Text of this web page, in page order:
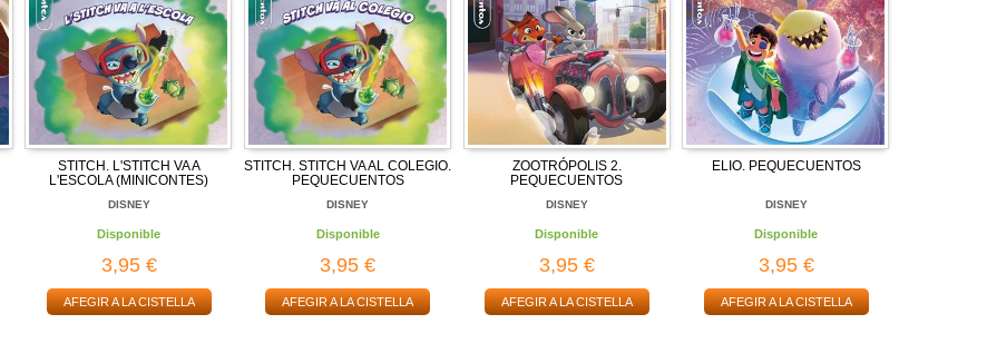
STITCH. L'STITCH VA A
L'ESCOLA (MINICONTES)
DISNEY
Disponible
3,95 €
AFEGIR A LA CISTELLA
STITCH. STITCH VA AL COLEGIO.
PEQUECUENTOS
DISNEY
Disponible
3,95 €
AFEGIR A LA CISTELLA
ZOOTRÓPOLIS 2.
PEQUECUENTOS
DISNEY
Disponible
3,95 €
AFEGIR A LA CISTELLA
ELIO. PEQUECUENTOS
DISNEY
Disponible
3,95 €
AFEGIR A LA CISTELLA